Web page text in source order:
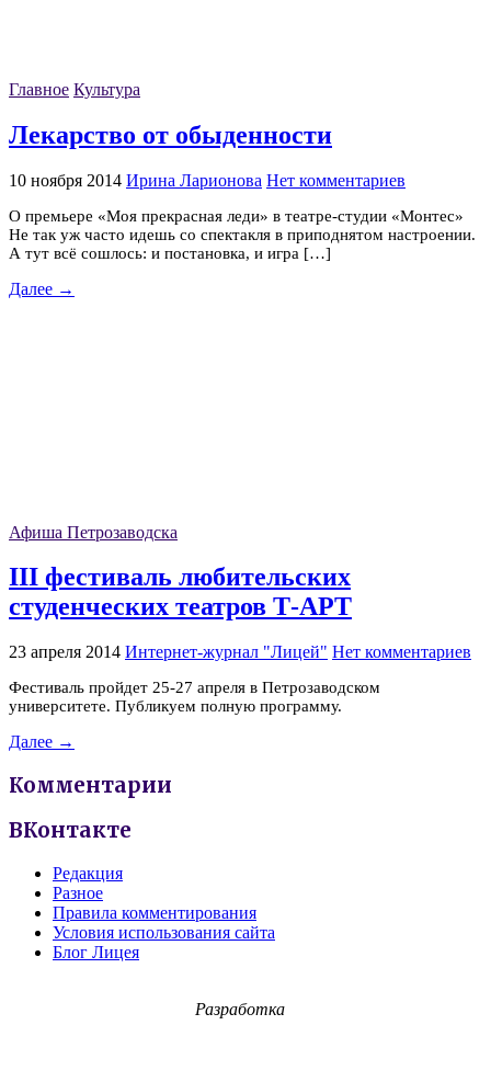
Главное Культура
Лекарство от обыденности
10 ноября 2014 Ирина Ларионова Нет комментариев
О премьере «Моя прекрасная леди» в театре-студии «Монтес»
Не так уж часто идешь со спектакля в приподнятом настроении.
А тут всё сошлось: и постановка, и игра […]
Далее →
Афиша Петрозаводска
III фестиваль любительских
студенческих театров Т-АРТ
23 апреля 2014 Интернет-журнал "Лицей" Нет комментариев
Фестиваль пройдет 25-27 апреля в Петрозаводском
университете. Публикуем полную программу.
Далее →
Комментарии
ВКонтакте
Редакция
Разное
Правила комментирования
Условия использования сайта
Блог Лицея
Разработка